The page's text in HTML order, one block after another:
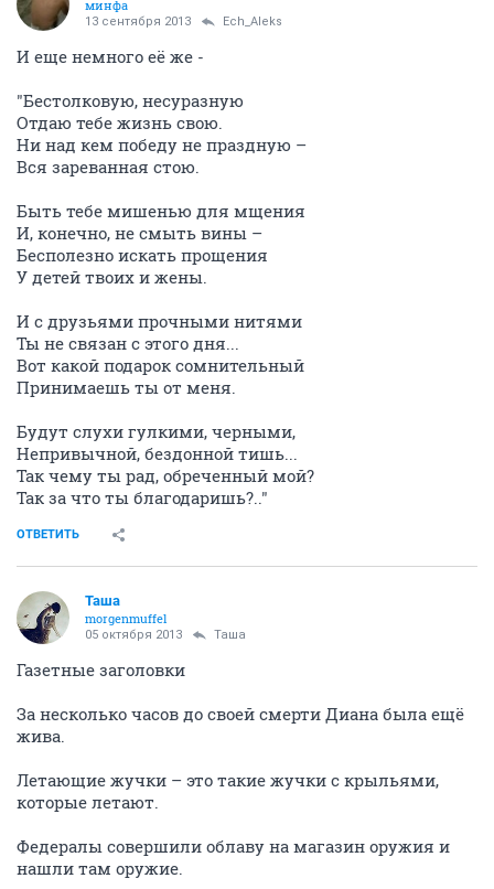
минфа
13 сентября 2013 Ech_Aleks
И еще немного её же -
"Бестолковую, несуразную
Отдаю тебе жизнь свою.
Ни над кем победу не праздную –
Вся зареванная стою.
Быть тебе мишенью для мщения
И, конечно, не смыть вины –
Бесполезно искать прощения
У детей твоих и жены.
И с друзьями прочными нитями
Ты не связан с этого дня...
Вот какой подарок сомнительный
Принимаешь ты от меня.
Будут слухи гулкими, черными,
Непривычной, бездонной тишь...
Так чему ты рад, обреченный мой?
Так за что ты благодаришь?.."
ОТВЕТИТЬ
Таша
morgenmuffel
05 октября 2013 Таша
Газетные заголовки
За несколько часов до своей смерти Диана была ещё
жива.
Летающие жучки – это такие жучки с крыльями,
которые летают.
Федералы совершили облаву на магазин оружия и
нашли там оружие.